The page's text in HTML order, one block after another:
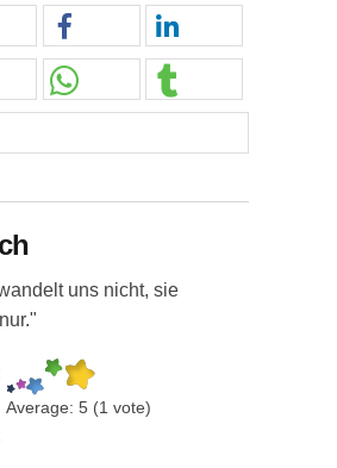
uns nicht, sie
Average: 5 (1 vote)